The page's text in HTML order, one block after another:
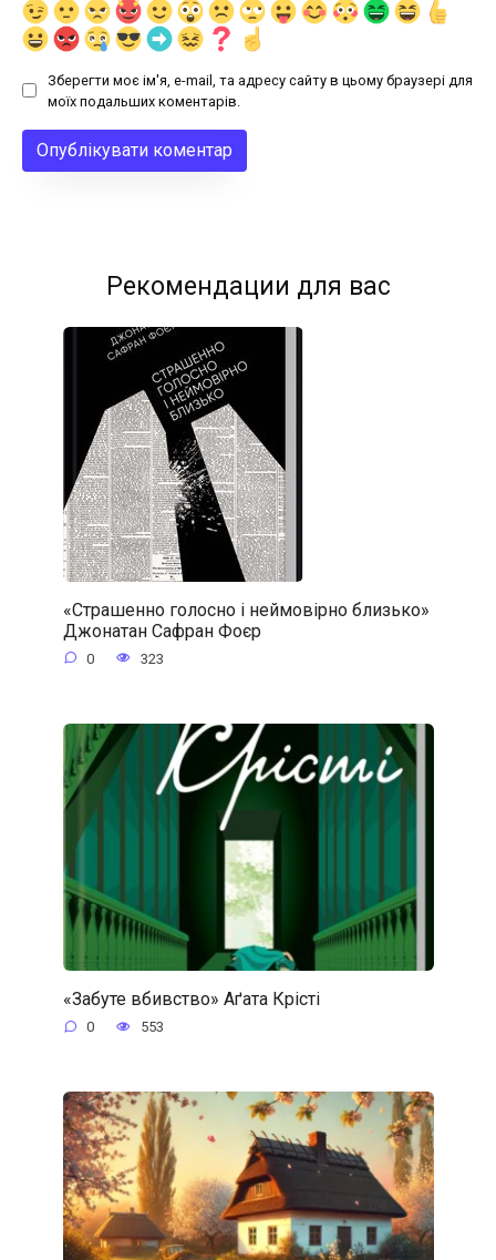
Зберегти моє ім'я, e-mail, та адресу сайту в цьому браузері для
моїх подальших коментарів.
Рекомендации для вас
«Страшенно голосно і неймовірно близько»
Джонатан Сафран Фоєр
0 323
«Забуте вбивство» Аґата Крісті
0 553